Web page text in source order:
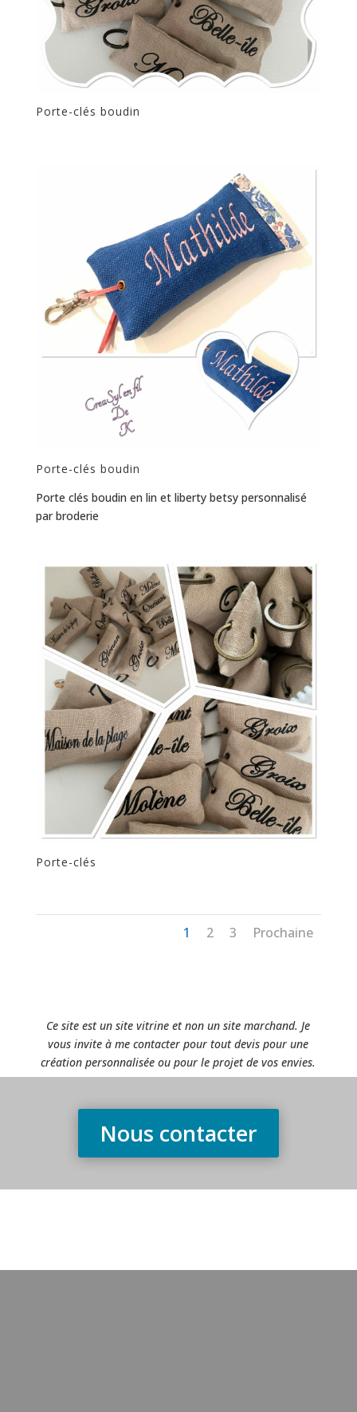
Porte-clés boudin
Porte-clés boudin
Porte clés boudin en lin et liberty betsy personnalisé
par broderie
Porte-clés
1 2 3 Prochaine
Ce site est un site vitrine et non un site marchand. Je
vous invite à me contacter pour tout devis pour une
création personnalisée ou pour le projet de vos envies.
Nous contacter